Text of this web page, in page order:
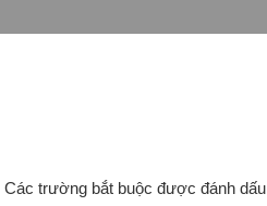
Các trường bắt buộc được đánh dấu